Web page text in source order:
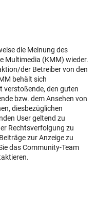
die Meinung des
Multimedia (KMM) wieder.
der Betreiber von den
behält sich
verstoßende, den guten
bzw. dem Ansehen von
diesbezüglichen
User geltend zu
Rechtsverfolgung zu
zur Anzeige zu
das Community-Team